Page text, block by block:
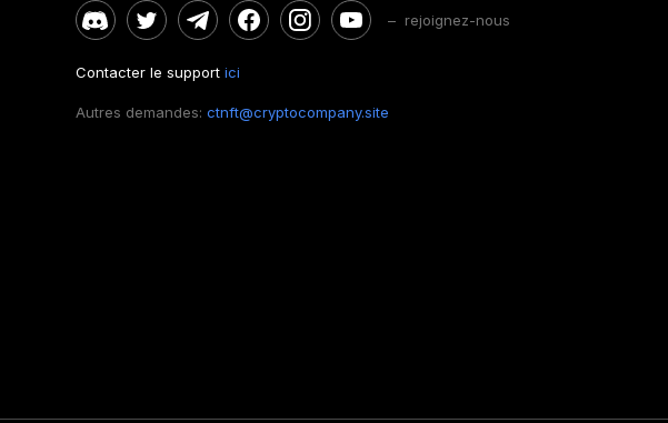
– rejoignez-nous
Contacter le support ici
Autres demandes: ctnft@cryptocompany.site